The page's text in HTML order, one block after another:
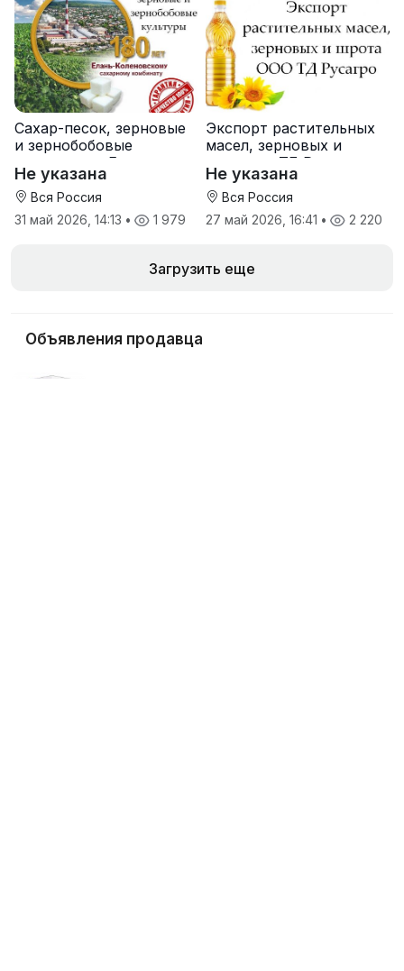
Сахар-песок, зерновые
и зернобобовые
культуры от Елань-
Коленовский СЗ
Не указана
Вся Россия
31 май 2026, 14:13 • 1 979
Экспорт растительных
масел, зерновых и
шрота от ТД Русагро
Не указана
Вся Россия
27 май 2026, 16:41 • 2 220
Загрузить еще
Объявления продавца